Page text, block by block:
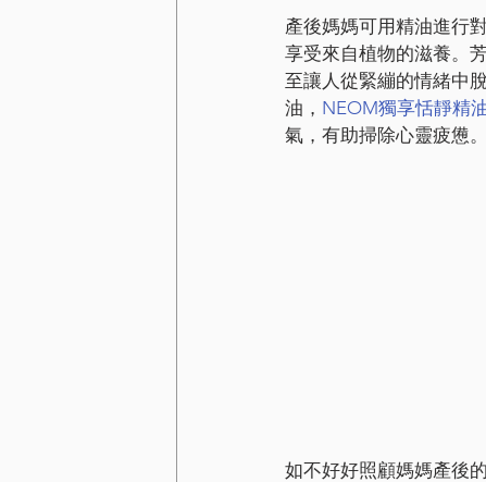
產後媽媽可用精油進行
享受來自植物的滋養。
至讓人從緊繃的情緒中
油， NEOM獨享恬靜精
氣，有助掃除心靈疲憊
如不好好照顧媽媽產後